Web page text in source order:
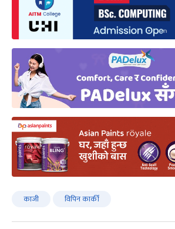
काजी विपिन कार्की